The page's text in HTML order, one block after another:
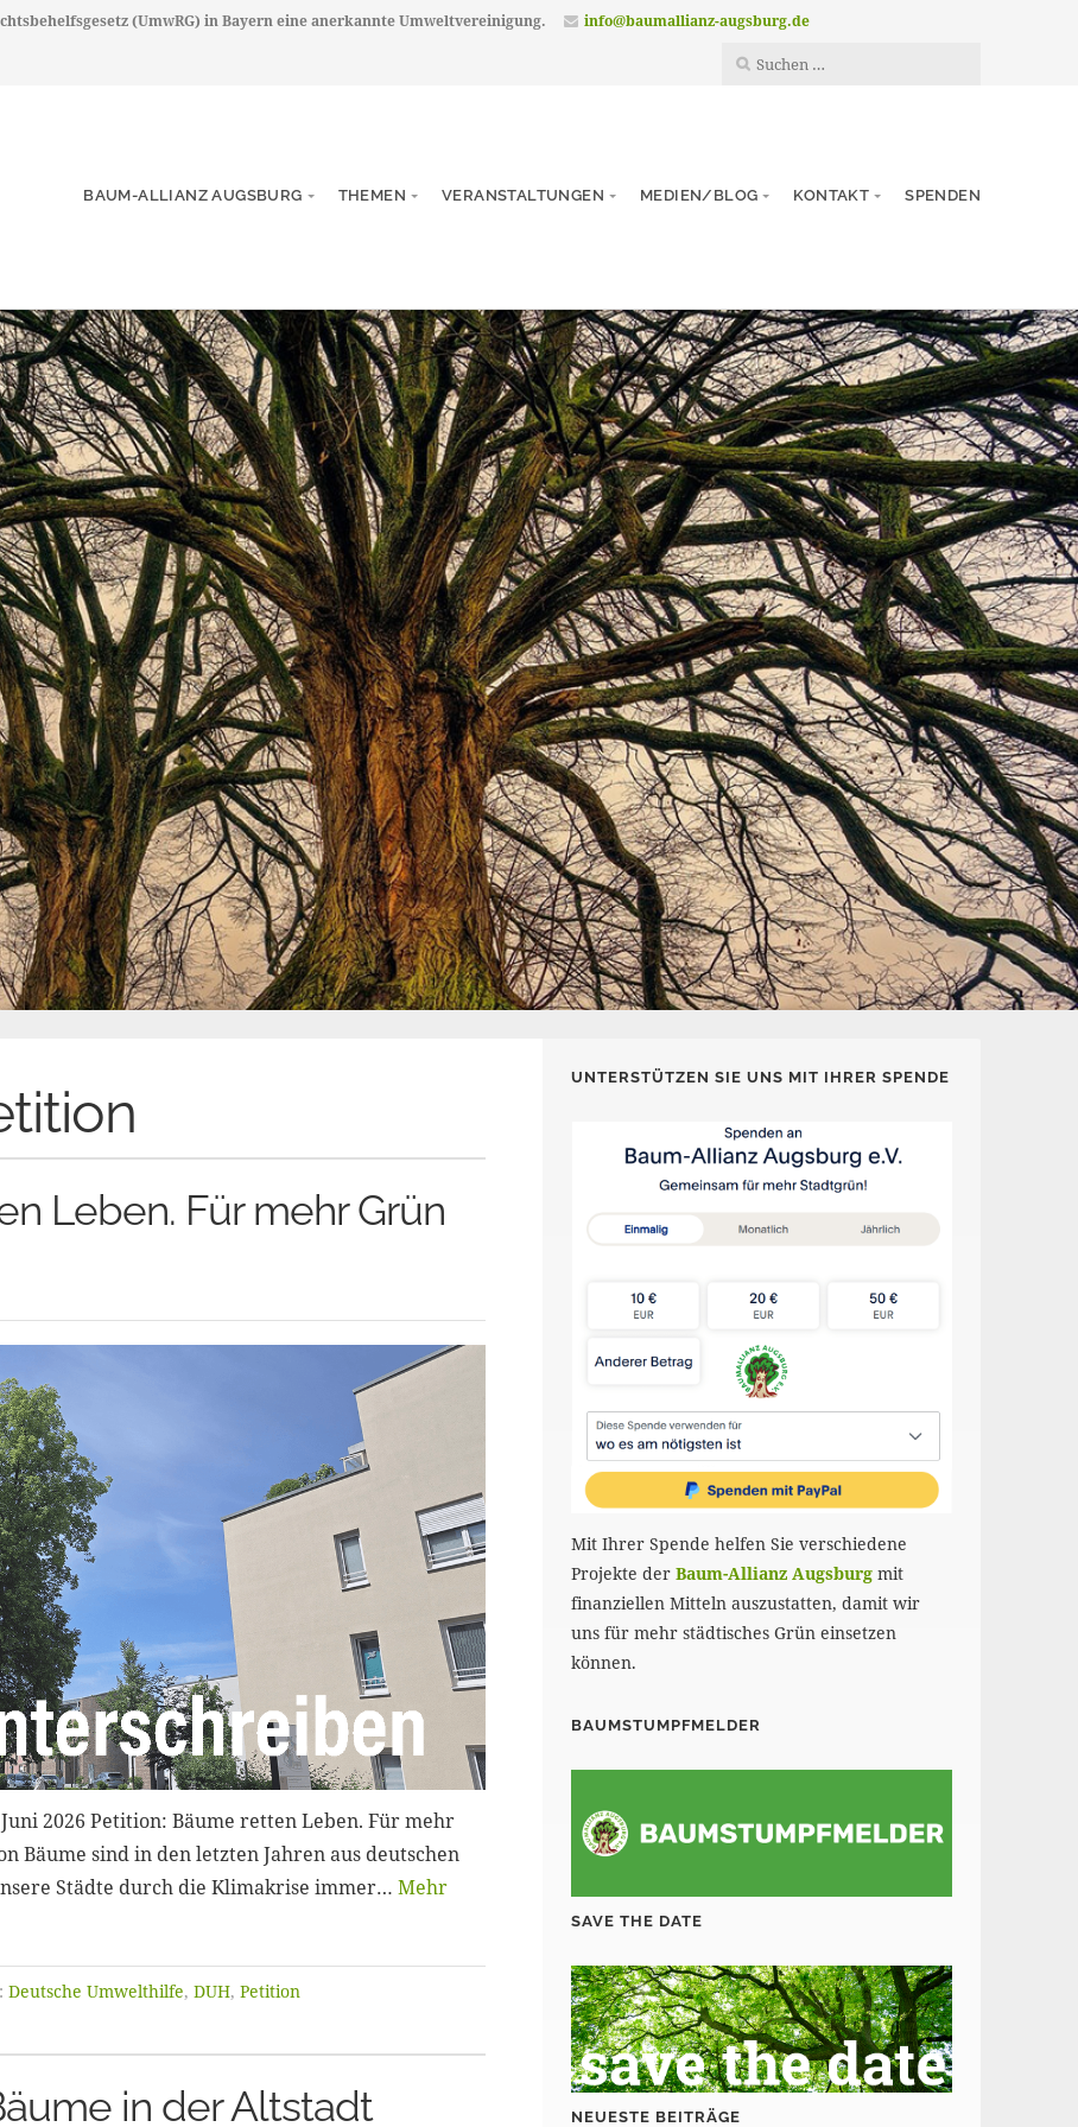
(UmwRG) in Bayern eine anerkannte Umweltvereinigung. info@baumallianz-augsburg.de
BAUM-ALLIANZ AUGSBURG THEMEN VERANSTALTUNGEN MEDIEN/BLOG KONTAKT SPENDEN
Leben. Für mehr Grün
2026 Petition: Bäume retten Leben. Für mehr
Bäume sind in den letzten Jahren aus deutschen
Städte durch die Klimakrise immer… Mehr
Deutsche Umwelthilfe, DUH, Petition
in der Altstadt
UNTERSTÜTZEN SIE UNS MIT IHRER SPENDE
Mit Ihrer Spende helfen Sie verschiedene
Projekte derBaum-Allianz Augsburg mit
finanziellen Mitteln auszustatten, damit wir
uns für mehr städtisches Grün einsetzen
können.
BAUMSTUMPFMELDER
SAVE THE DATE
NEUESTE BEITRÄGE